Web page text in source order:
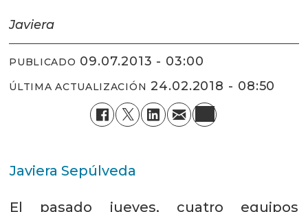
Javiera
PUBLICADO 09.07.2013 - 03:00
ÚLTIMA ACTUALIZACIÓN 24.02.2018 - 08:50
Javiera Sepúlveda
El pasado jueves, cuatro equipos